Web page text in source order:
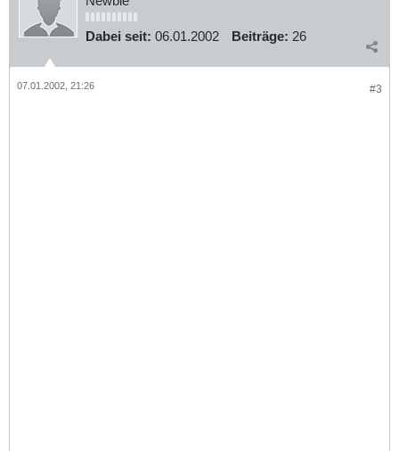
Dabei seit: 06.01.2002 Beiträge: 26
#3
07.01.2002, 21:26